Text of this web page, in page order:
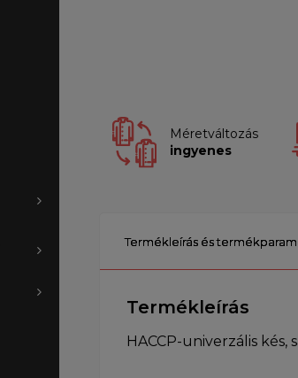
Méretváltozás
ingyenes
Termékleírás és
Termékleírás
HACCP-univerzális kés,